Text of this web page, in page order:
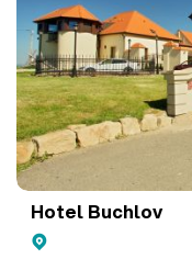
Hotel Buchlov